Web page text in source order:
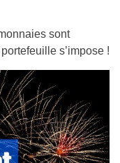
sont
s’impose !